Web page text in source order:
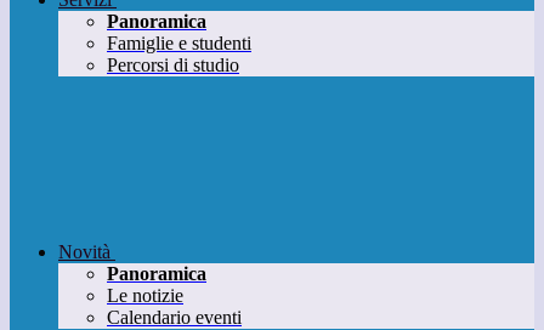
Panoramica
Famiglie e studenti
Percorsi di studio
Novità
Panoramica
Le notizie
Calendario eventi